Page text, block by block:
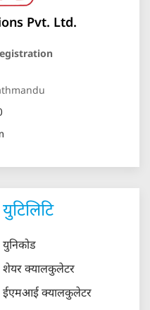
Pvt. Ltd.
युटिलिटि
युनिकोड
शेयर क्यालकुलेटर
ईएमआई क्यालकुलेटर